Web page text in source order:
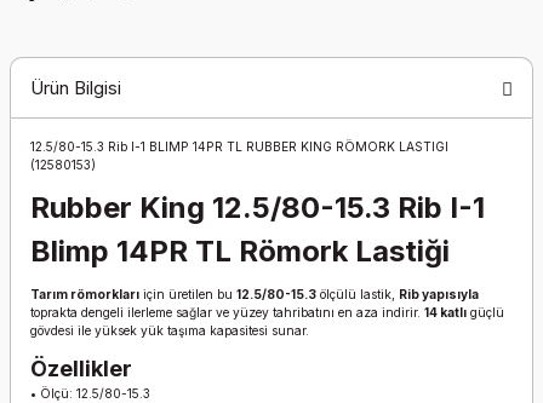
Ürün Bilgisi
12.5/80-15.3 Rib I-1 BLIMP 14PR TL RUBBER KING RÖMORK LASTIGI
(12580153)
Rubber King 12.5/80-15.3 Rib I-1
Blimp 14PR TL Römork Lastiği
Tarım römorkları için üretilen bu 12.5/80-15.3 ölçülü lastik, Rib yapısıyla
toprakta dengeli ilerleme sağlar ve yüzey tahribatını en aza indirir. 14 katlı güçlü
gövdesi ile yüksek yük taşıma kapasitesi sunar.
Özellikler
• Ölçü: 12.5/80-15.3